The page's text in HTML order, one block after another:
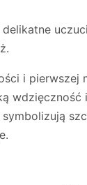
i pierwszej